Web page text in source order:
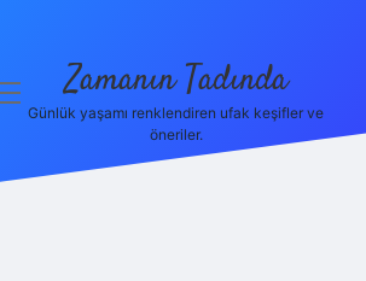
Zamanın Tadında
Günlük yaşamı renklendiren ufak keşifler ve
öneriler.